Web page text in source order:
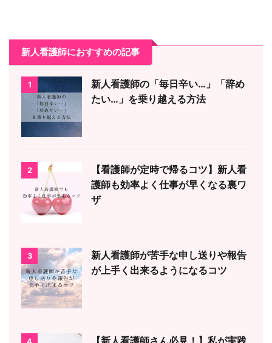
新人看護師におすすめの記事
1
新人看護師の「毎日辛い…」「辞め
たい…」を乗り越える方法
2
【看護師が定時で帰るコツ】新人看
護師も効率よく仕事が早くなる裏ワ
ザ
3
新人看護師が苦手な申し送りや報告
が上手く出来るようになるコツ
【新人看護師さん必見！】私が実践